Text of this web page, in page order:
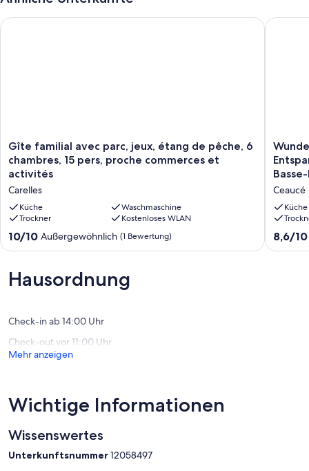
Gîte
familial
avec
parc,
jeux,
étang
de
pêche,
6
pers,
et
Carelles
Gîte familial avec parc, jeux, étang de pêche, 6
chambres, 15 pers, proche commerces et
activités
Carelles
Küche
Waschmaschine
Trockner
Kostenloses WLAN
10.0
von
Außergewöhnlich,
(1
10/10 Außergewöhnlich (1 Bewertung)
Gîte familial avec parc, jeux, étang de pêche, 6 chambres,
großes
zum
in
der
Ceaucé
Küche
8.6
von
8,6/10
Hausordnung
Check-in ab 14:00 Uhr
Check-out vor 11:00 Uhr
Mehr anzeigen
Wichtige Informationen
Wissenswertes
Unterkunftsnummer12058497